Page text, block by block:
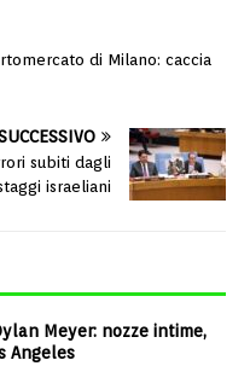
di Milano: caccia
subiti dagli
israeliani
Meyer: nozze intime,
Angeles